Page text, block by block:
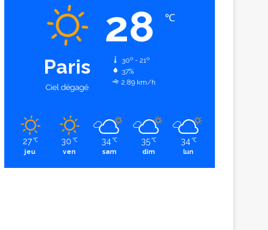
Paris
Ciel dégagé
28 ℃
30º - 21º
37%
2.89 km/h
27 ℃
jeu
30 ℃
ven
34 ℃
sam
35 ℃
dim
34 ℃
lun